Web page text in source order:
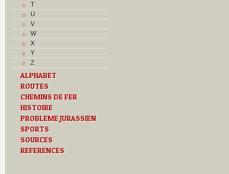
T
U
V
W
X
Y
Z
ALPHABET
ROUTES
CHEMINS DE FER
HISTOIRE
PROBLEME JURASSIEN
SPORTS
SOURCES
REFERENCES